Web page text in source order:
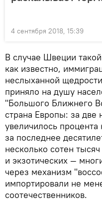
4 сентября 2018, 15:39
В случае Швеции
как известно,
неслыханной
приняло на душу
"Большого Ближнего
страна Европы: за
увеличилось
за последнее
несколько сотен
и экзотических —
через механизм
импортировали не
соотечественников.